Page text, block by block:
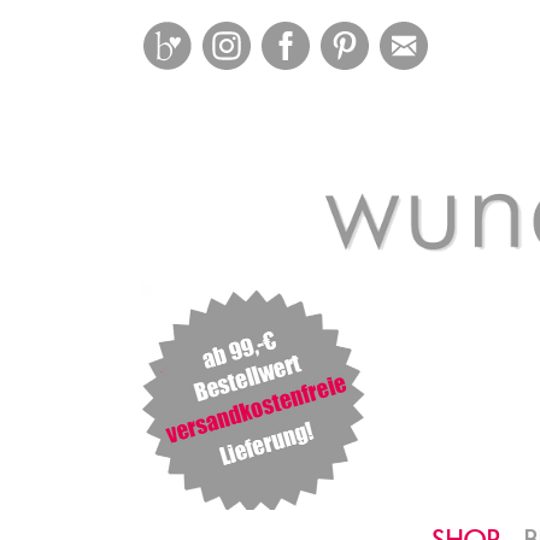
BloglovinInstagramFacebookPinterest